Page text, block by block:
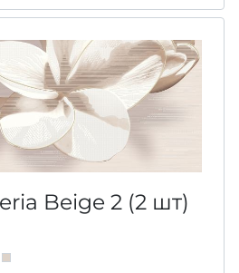
Beige 2 (2 шт)